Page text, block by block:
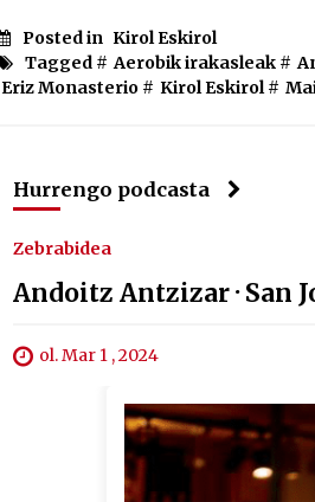
Posted in Kirol Eskirol
Tagged # Aerobik irakasleak #
Eriz Monasterio # Kirol Eskirol#
Hurrengo podcasta
Zebrabidea
Andoitz Antzizar · San
ol. Mar 1 , 2024